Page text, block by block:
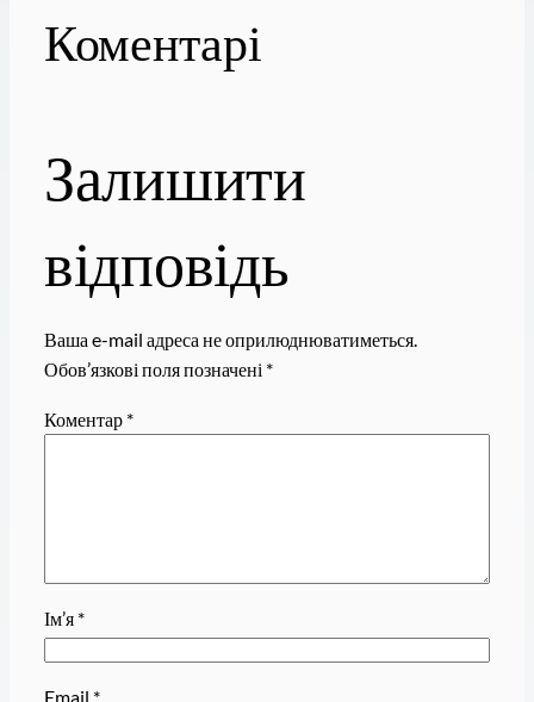
Коментарі
Залишити
відповідь
Ваша e-mail адреса не оприлюднюватиметься.
Обов’язкові поля позначені *
Коментар *
Ім’я *
Email *